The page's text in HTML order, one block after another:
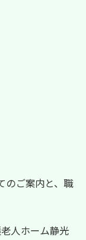
のご案内と、職
人ホーム静光